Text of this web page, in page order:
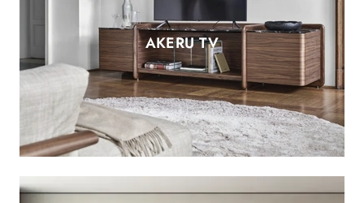
AKERU TV